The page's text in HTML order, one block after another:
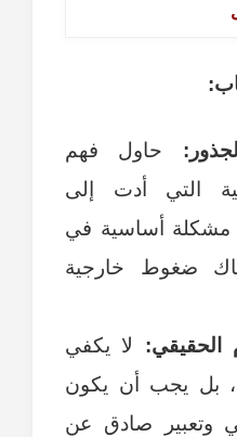
حاول فهم
التي أدت إلى
مشكلة أساسية في
ضغوط خارجية
الحقيقي: لا يكفي
بل يجب أن يكون
وتعبير صادق عن